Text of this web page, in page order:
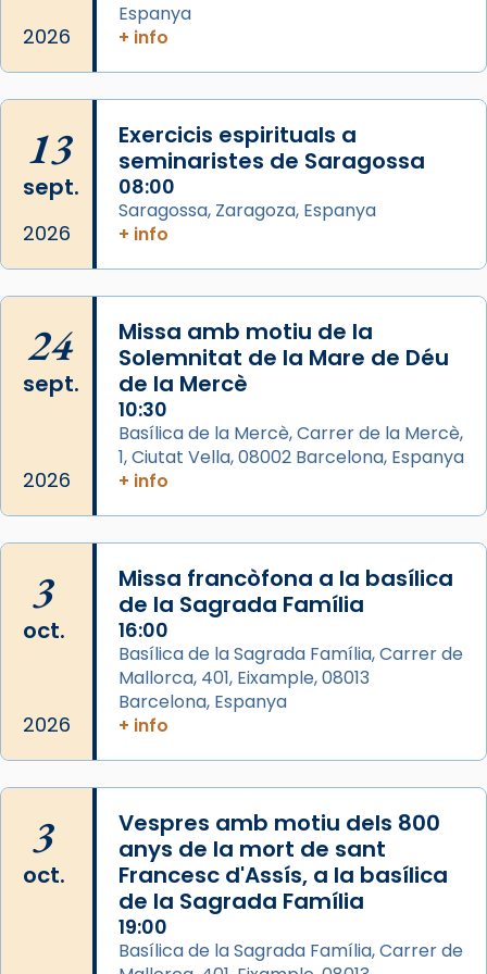
del Sant Pare Lleó XIV a Barcelona, i als
L’arquebisbe de Barcelona, el cardenal Joan
Josep Omella, ha presidit la missa i l’ha
concelebrat el bisbe auxiliar de Barcelona,
Mons. David Abadías.
📸 Dr. G. Simón
Arquebisbat de Barcelona
2 weeks ago
Memòria de les santes Juliana i
Semproniana, verges i màrtirs.
Acompanyant la història de sant Cugat, a
partir de l’Edat Mitjana sorgeix la tradició
que les santes Juliana (“relatiu a Júlia”) i
Semproniana (“relatiu a Semprònia =
eterna”) són deixebles seves. I l’any 1667, el
frare Joan Gaspar Roig, afirma en una obra
que les santes són filles de l’antiga Iluro.
Mataró en reivindicarà les relíq
Foto
2026
Espanya
+ info
13
sept.
2026
Exercicis espirituals a
seminaristes de Saragossa
08:00
Saragossa, Zaragoza, Espanya
+ info
24
sept.
2026
Missa amb motiu de la
Solemnitat de la Mare de Déu
de la Mercè
10:30
Basílica de la Mercè, Carrer de la Mercè,
1, Ciutat Vella, 08002 Barcelona, Espanya
+ info
3
oct.
2026
Missa francòfona a la basílica
de la Sagrada Família
16:00
Basílica de la Sagrada Família, Carrer de
Mallorca, 401, Eixample, 08013
Barcelona, Espanya
+ info
3
oct.
Vespres amb motiu dels 800
anys de la mort de sant
Francesc d'Assís, a la basílica
de la Sagrada Família
19:00
Basílica de la Sagrada Família, Carrer de